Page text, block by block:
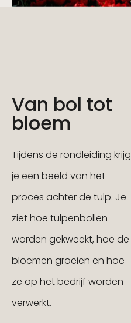
Van bol tot
bloem
Tijdens de rondleiding krijg
je een beeld van het
proces achter de tulp. Je
ziet hoe tulpenbollen
worden gekweekt, hoe de
bloemen groeien en hoe
ze op het bedrijf worden
verwerkt.